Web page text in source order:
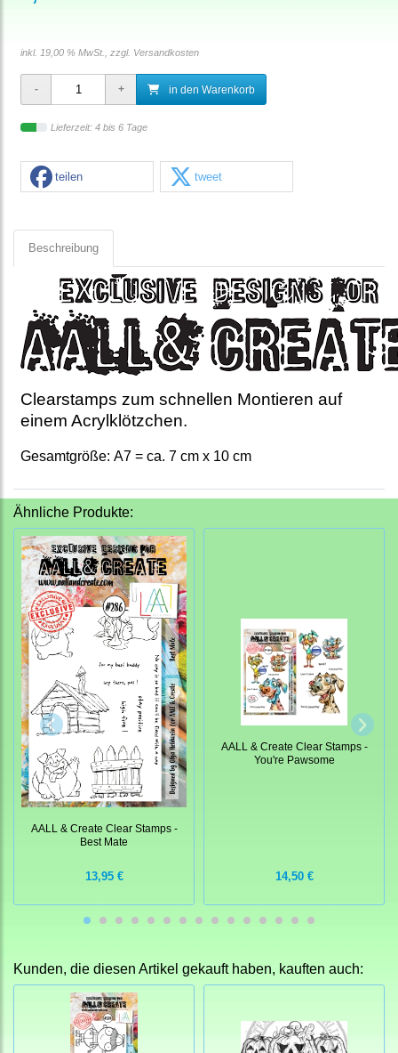
inkl. 19,00 % MwSt., zzgl. Versandkosten
in den Warenkorb
Lieferzeit: 4 bis 6 Tage
teilen tweet
Beschreibung
Clearstamps zum schnellen Montieren auf
einem Acrylklötzchen.
Gesamtgröße: A7 = ca. 7 cm x 10 cm
Ähnliche Produkte:
AALL & Create Clear Stamps -
Best Mate
13,95 €
AALL & Create Clear Stamps -
You're Pawsome
14,50 €
Kunden, die diesen Artikel gekauft haben, kauften auch: